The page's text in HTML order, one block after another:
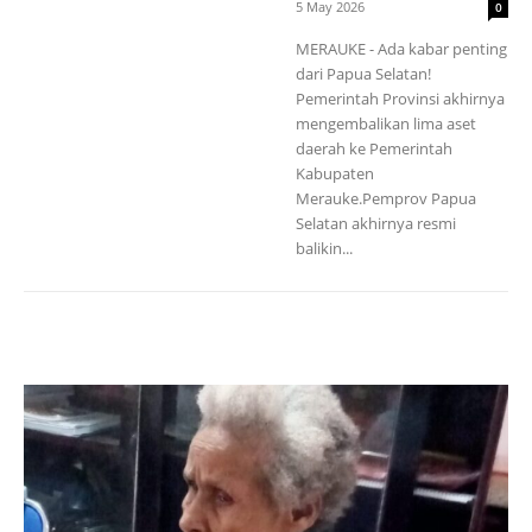
5 May 2026 0
MERAUKE - Ada kabar penting
dari Papua Selatan!
Pemerintah Provinsi akhirnya
mengembalikan lima aset
daerah ke Pemerintah
Kabupaten
Merauke.Pemprov Papua
Selatan akhirnya resmi
balikin...